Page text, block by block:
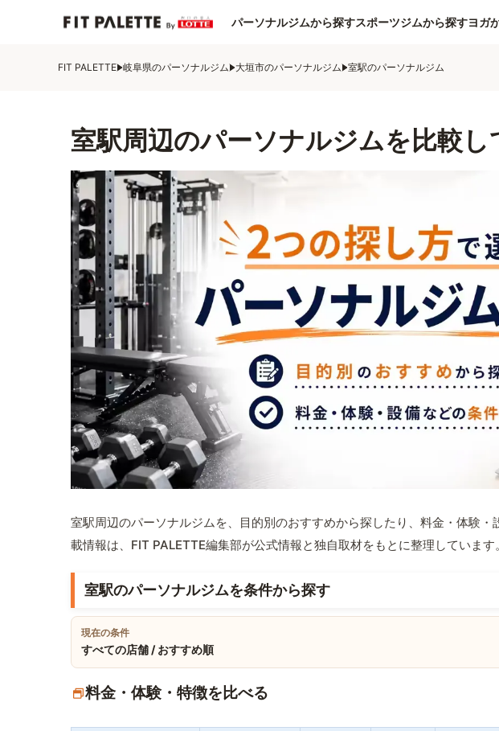
パーソナルジムから探すスポーツジムから探すヨガ
FIT PALETTE 岐阜県のパーソナルジム 大垣市のパーソナルジム 室駅のパーソナルジム
室駅周辺のパーソナルジムを比較し
室駅周辺のパーソナルジムを、目的別のおすすめから探したり、料金・体験
載情報は、FIT PALETTE編集部が公式情報と独自取材をもとに整理しています。
室駅のパーソナルジムを条件から探す
現在の条件
すべての店舗 / おすすめ順
料金・体験・特徴を比べる